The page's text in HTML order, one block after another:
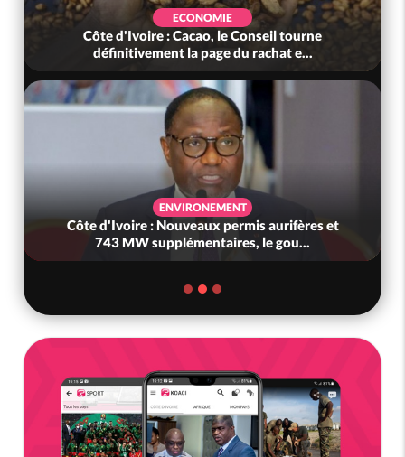
ECONOMIE
Côte d'Ivoire : Cacao, le Conseil tourne
définitivement la page du rachat e...
ENVIRONEMENT
Côte d'Ivoire : Nouveaux permis aurifères et
743 MW supplémentaires, le gou...